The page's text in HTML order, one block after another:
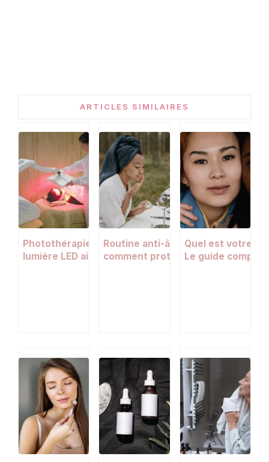
ARTICLES SIMILAIRES
Photothérapie anti-âge : comment la
lumière LED aide à atténuer les rides
Routine anti-âge de printemps :
comment protéger sa peau des
Quel est votre
Le guide